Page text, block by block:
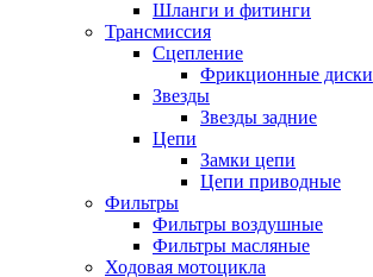
Шланги и фитинги
Трансмиссия
Cцепление
Фрикционные диски
Звезды
Звезды задние
Цепи
Замки цепи
Цепи приводные
Фильтры
Фильтры воздушные
Фильтры масляные
Ходовая мотоцикла